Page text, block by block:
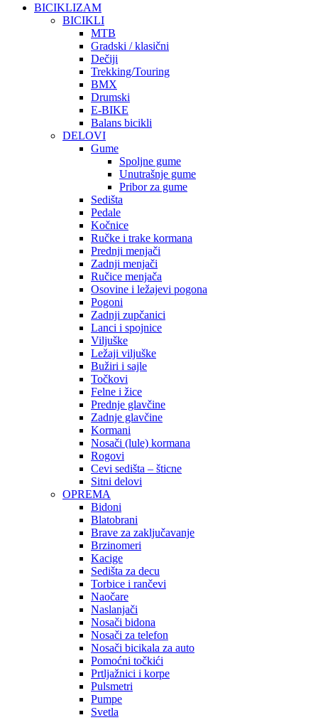
BICIKLIZAM
BICIKLI
MTB
Gradski / klasični
Dečiji
Trekking/Touring
BMX
Drumski
E-BIKE
Balans bicikli
DELOVI
Gume
Spoljne gume
Unutrašnje gume
Pribor za gume
Sedišta
Pedale
Kočnice
Ručke i trake kormana
Prednji menjači
Zadnji menjači
Ručice menjača
Osovine i ležajevi pogona
Pogoni
Zadnji zupčanici
Lanci i spojnice
Viljuške
Ležaji viljuške
Bužiri i sajle
Točkovi
Felne i žice
Prednje glavčine
Zadnje glavčine
Kormani
Nosači (lule) kormana
Rogovi
Cevi sedišta – šticne
Sitni delovi
OPREMA
Bidoni
Blatobrani
Brave za zaključavanje
Brzinomeri
Kacige
Sedišta za decu
Torbice i rančevi
Naočare
Naslanjači
Nosači bidona
Nosači za telefon
Nosači bicikala za auto
Pomoćni točkići
Prtljažnici i korpe
Pulsmetri
Pumpe
Svetla